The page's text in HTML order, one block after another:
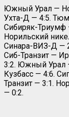
Южный Урал —
Ухта-Д — 4:5.
Сибиряк-Триумф
Норильский
Синара-ВИЗ-Д —
Сиб-Транзит —
3:2. Южный Урал
Кузбасс — 4:6.
Транзит — 3:1.
— 0:2.